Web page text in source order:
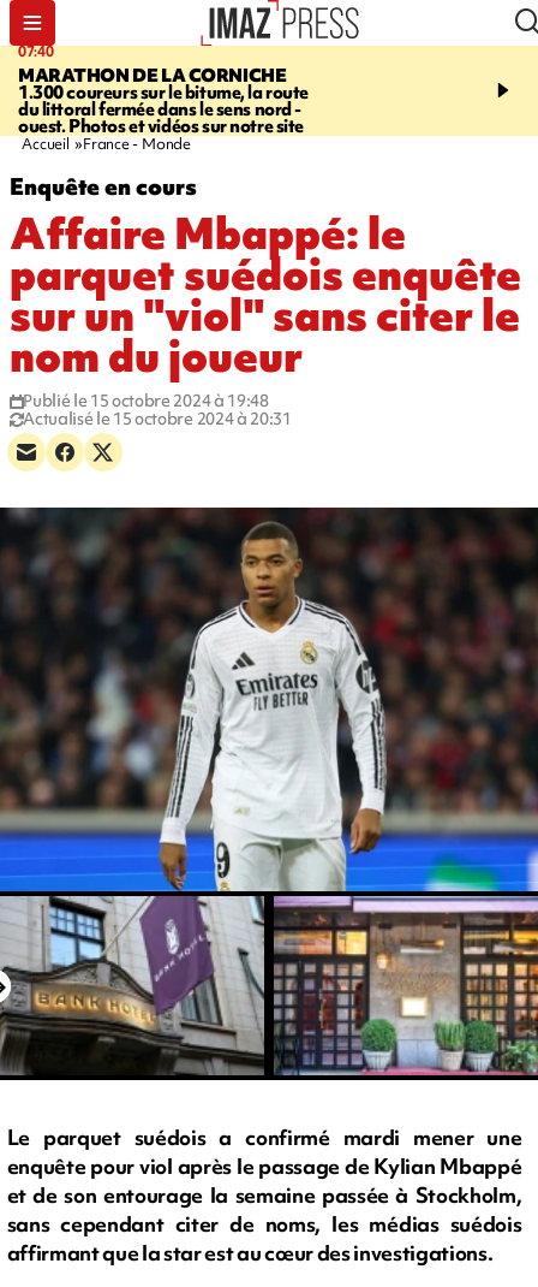
07:40
MARATHON DE LA CORNICHE
1.300 coureurs sur le bitume, la route
du littoral fermée dans le sens nord -
ouest. Photos et vidéos sur notre site
10:33
l’enfance - une
Accueil France - Monde
Enquête en cours
Affaire Mbappé: le
parquet suédois enquête
sur un "viol" sans citer le
nom du joueur
Publié le 15 octobre 2024 à 19:48
Actualisé le 15 octobre 2024 à 20:31
Le parquet suédois a confirmé mardi mener une
enquête pour viol après le passage de Kylian Mbappé
et de son entourage la semaine passée à Stockholm,
sans cependant citer de noms, les médias suédois
affirmant que la star est au cœur des investigations.